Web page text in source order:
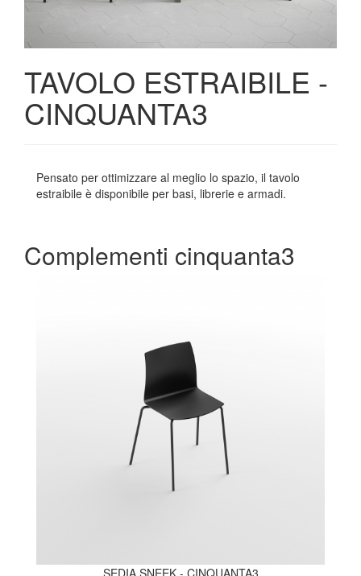
TAVOLO ESTRAIBILE -
CINQUANTA3
Pensato per ottimizzare al meglio lo spazio, il tavolo
estraibile è disponibile per basi, librerie e armadi.
Complementi cinquanta3